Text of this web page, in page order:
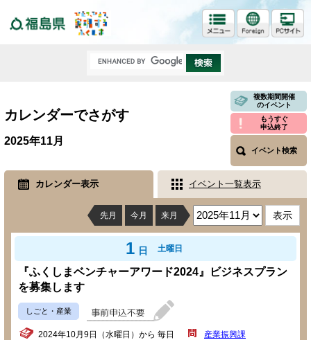
カレンダーでさがす
複数期間開催
のイベント
もうすぐ
申込終了
イベント検索
2025年11月
カレンダー表示 イベント一覧表示
先月 今月 来月
1 日 土曜日
『ふくしまベンチャーアワード2024』ビジネスプラン
を募集します
しごと・産業
2024年10月9日（水曜日）から 毎日 産業振興課